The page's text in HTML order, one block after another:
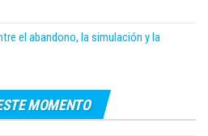
el abandono, la simulación y la
MOMENTO